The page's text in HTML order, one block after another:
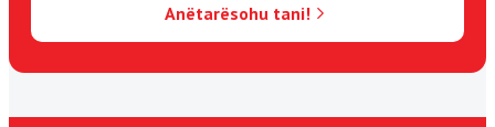
Anëtarësohu tani!